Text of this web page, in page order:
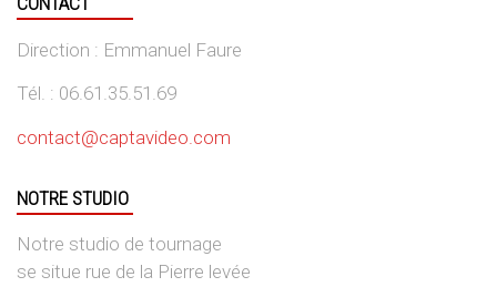
Direction : Emmanuel Faure
Tél. : 06.61.35.51.69
contact@captavideo.com
NOTRE STUDIO
Notre studio de tournage
se situe rue de la Pierre levée